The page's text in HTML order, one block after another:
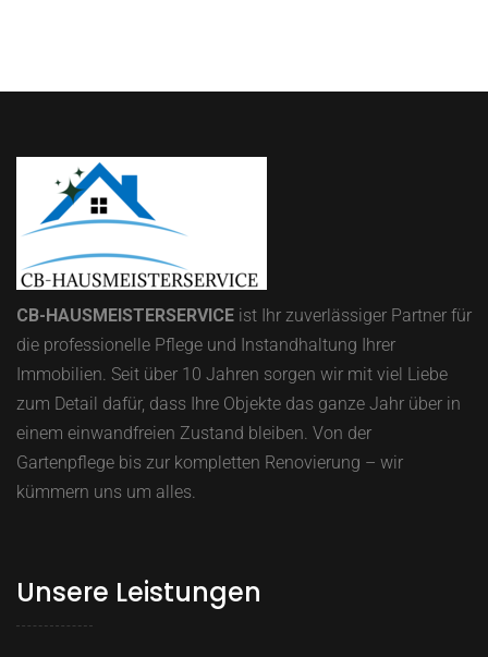
CB-HAUSMEISTERSERVICE ist Ihr zuverlässiger Partner für
die professionelle Pflege und Instandhaltung Ihrer
Immobilien. Seit über 10 Jahren sorgen wir mit viel Liebe
zum Detail dafür, dass Ihre Objekte das ganze Jahr über in
einem einwandfreien Zustand bleiben. Von der
Gartenpflege bis zur kompletten Renovierung – wir
kümmern uns um alles.
Unsere Leistungen